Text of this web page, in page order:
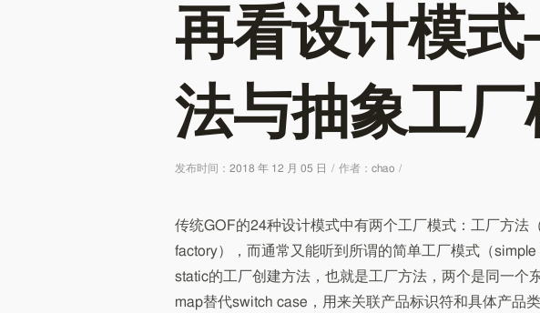
再看设计模
法与抽象工厂
发布时间： 2018 年 12 月 05 日 / 作者： chao /
传统GOF的24种设计模式中有两个工厂模式：工厂方法
factory），而通常又能听到所谓的简单工厂模式（
static的工厂创建方法，也就是工厂方法，两个是同一个
map替代switch case，用来关联产品标识符和具体产品